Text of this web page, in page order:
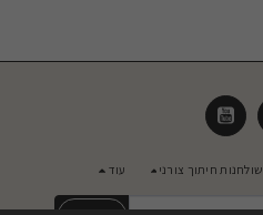
שולחנות חיתוך צורני עוד